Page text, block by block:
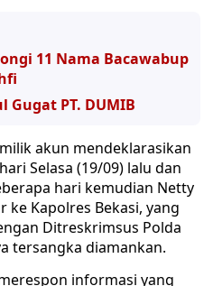
11 Nama Bacawabup
Gugat PT. DUMIB
akun mendeklarasikan
Selasa (19/09) lalu dan
hari kemudian Netty
Kapolres Bekasi, yang
Ditreskrimsus Polda
tersangka diamankan.
informasi yang